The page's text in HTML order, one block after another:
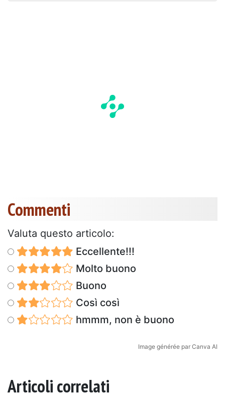
Commenti
Valuta questo articolo:
Eccellente!!!
Molto buono
Buono
Così così
hmmm, non è buono
Image générée par Canva AI
Articoli correlati